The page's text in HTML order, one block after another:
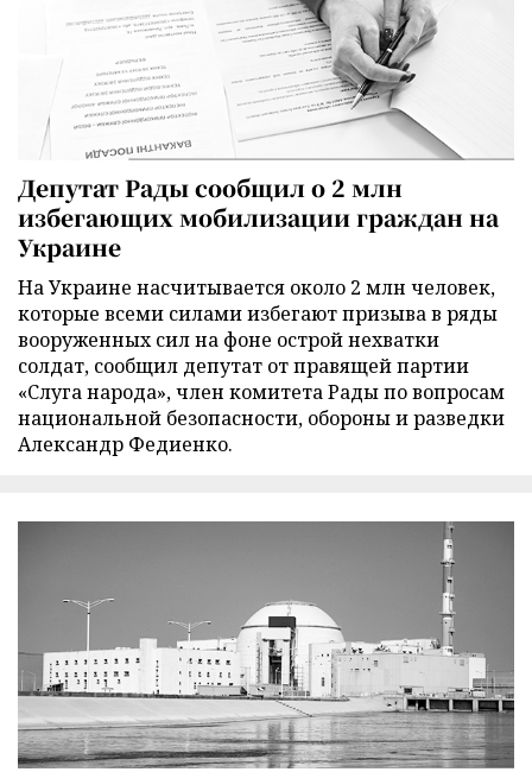
Депутат Рады сообщил о 2 млн
избегающих мобилизации граждан на
Украине
На Украине насчитывается около 2 млн человек,
которые всеми силами избегают призыва в ряды
вооруженных сил на фоне острой нехватки
солдат, сообщил депутат от правящей партии
«Слуга народа», член комитета Рады по вопросам
национальной безопасности, обороны и разведки
Александр Федиенко.